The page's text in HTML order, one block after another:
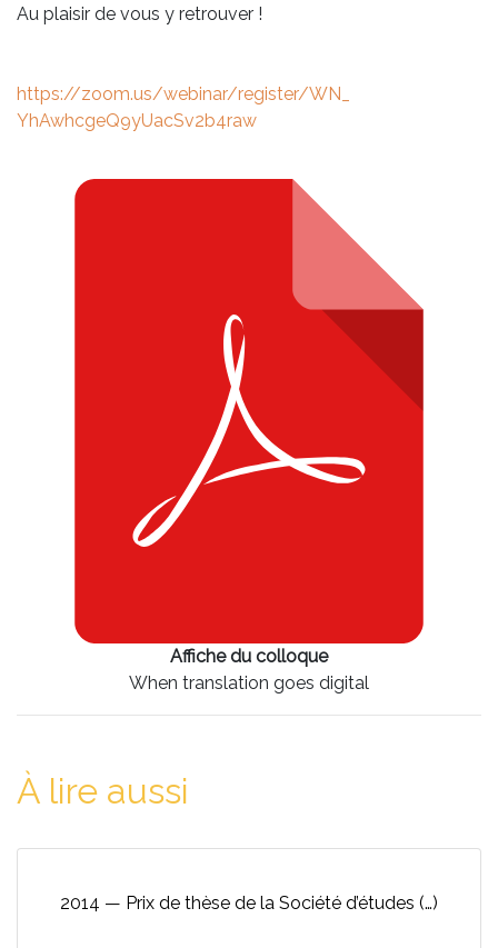
Au plaisir de vous y retrouver !
https://zoom.us/webinar/register/WN_
YhAwhcgeQ9yUacSv2b4raw
Affiche du colloque
When translation goes digital
À lire aussi
2014 — Prix de thèse de la Société d’études (…)